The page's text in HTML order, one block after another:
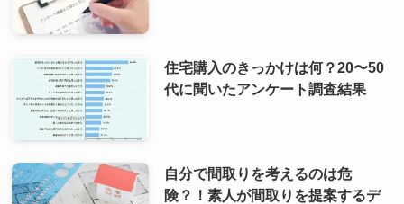
住宅購入のきっかけは何？20〜50
代に聞いたアンケート調査結果
自分で間取りを考えるのは危
険？！素人が間取りを提案するデ